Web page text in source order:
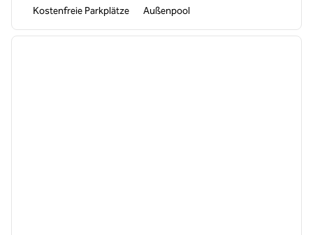
Kostenfreie Parkplätze Außenpool
1 von 11